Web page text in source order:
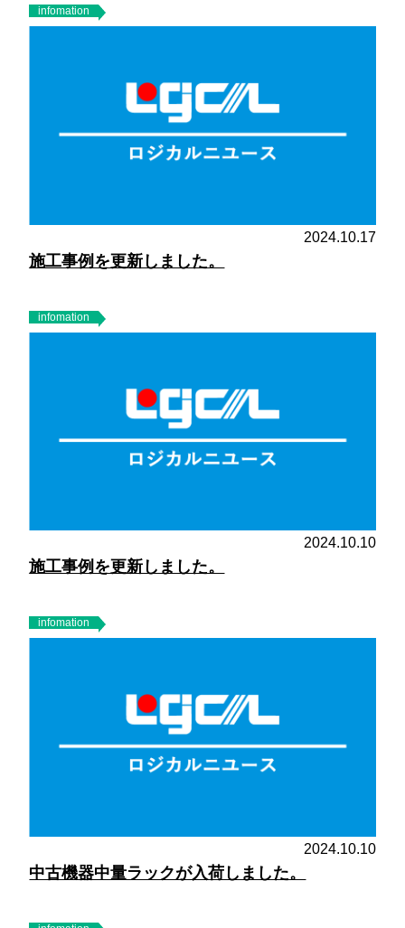
infomation
2024.10.17
施工事例を更新しました。
infomation
2024.10.10
施工事例を更新しました。
infomation
2024.10.10
中古機器中量ラックが入荷しました。